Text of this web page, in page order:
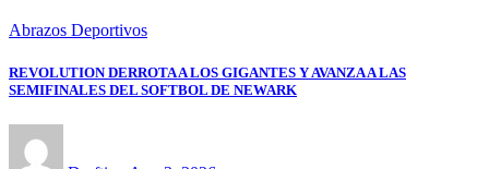
Abrazos Deportivos
REVOLUTION DERROTA A LOS GIGANTES Y AVANZA A LAS
SEMIFINALES DEL SOFTBOL DE NEWARK